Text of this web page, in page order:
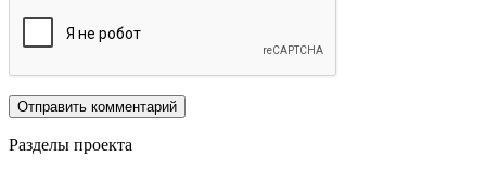
Разделы проекта